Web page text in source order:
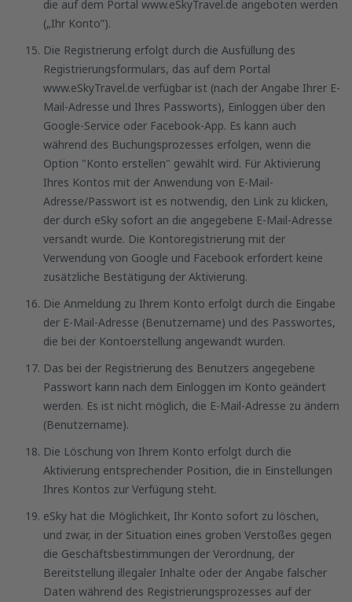
die auf dem Portal www.eSkyTravel.de angeboten werden
(„Ihr Konto”).
Die Registrierung erfolgt durch die Ausfüllung des
Registrierungsformulars, das auf dem Portal
www.eSkyTravel.de verfügbar ist (nach der Angabe Ihrer E-
Mail-Adresse und Ihres Passworts), Einloggen über den
Google-Service oder Facebook-App. Es kann auch
während des Buchungsprozesses erfolgen, wenn die
Option "Konto erstellen" gewählt wird. Für Aktivierung
Ihres Kontos mit der Anwendung von E-Mail-
Adresse/Passwort ist es notwendig, den Link zu klicken,
der durch eSky sofort an die angegebene E-Mail-Adresse
versandt wurde. Die Kontoregistrierung mit der
Verwendung von Google und Facebook erfordert keine
zusätzliche Bestätigung der Aktivierung.
Die Anmeldung zu Ihrem Konto erfolgt durch die Eingabe
der E-Mail-Adresse (Benutzername) und des Passwortes,
die bei der Kontoerstellung angewandt wurden.
Das bei der Registrierung des Benutzers angegebene
Passwort kann nach dem Einloggen im Konto geändert
werden. Es ist nicht möglich, die E-Mail-Adresse zu ändern
(Benutzername).
Die Löschung von Ihrem Konto erfolgt durch die
Aktivierung entsprechender Position, die in Einstellungen
Ihres Kontos zur Verfügung steht.
eSky hat die Möglichkeit, Ihr Konto sofort zu löschen,
und zwar, in der Situation eines groben Verstoßes gegen
die Geschäftsbestimmungen der Verordnung, der
Bereitstellung illegaler Inhalte oder der Angabe falscher
Daten während des Registrierungsprozesses auf der